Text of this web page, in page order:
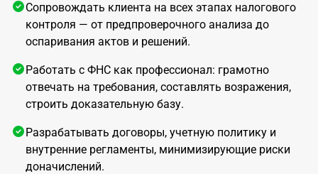
Сопровождать клиента на всех этапах налогового
контроля — от предпроверочного анализа до
оспаривания актов и решений.
Работать с ФНС как профессионал: грамотно
отвечать на требования, составлять возражения,
строить доказательную базу.
Разрабатывать договоры, учетную политику и
внутренние регламенты, минимизирующие риски
доначислений.